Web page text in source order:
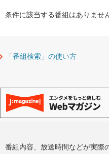
条件に該当する番組はありませ
「番組検索」の使い方
番組内容、放送時間などが実際